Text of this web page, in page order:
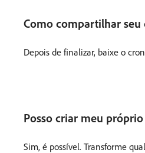
Como compartilhar seu
Depois de finalizar, baixe o
Posso criar meu
Sim, é possível. Transforme